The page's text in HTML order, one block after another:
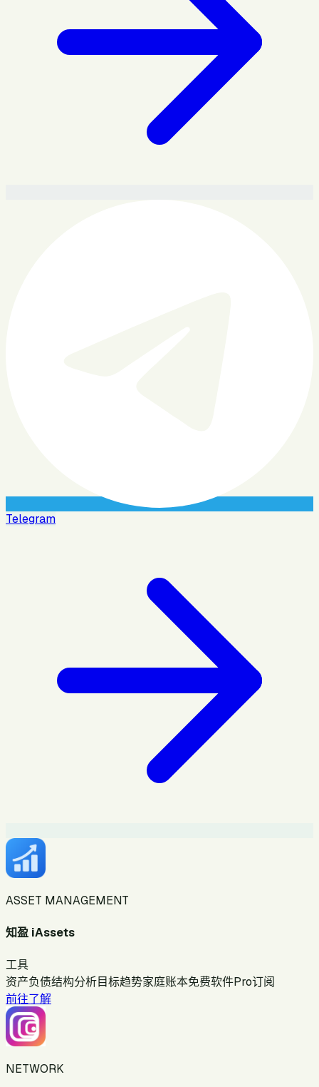
Telegram
ASSET MANAGEMENT
知盈 iAssets
工具
资产负债结构分析目标趋势家庭账本免费软件Pro订阅
前往了解
NETWORK